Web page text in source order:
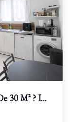
Blois Centre : Appartement T2 De 30 M² ? Idéal Investisseur